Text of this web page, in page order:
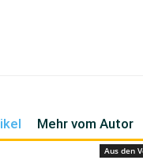
Mehr vom Autor
Aus den